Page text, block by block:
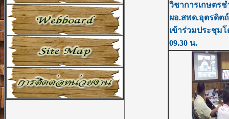
วิชาการเกษตร
ผอ.สพด.อุตรดิต
เข้าร่วมประชุม
09.30 น.